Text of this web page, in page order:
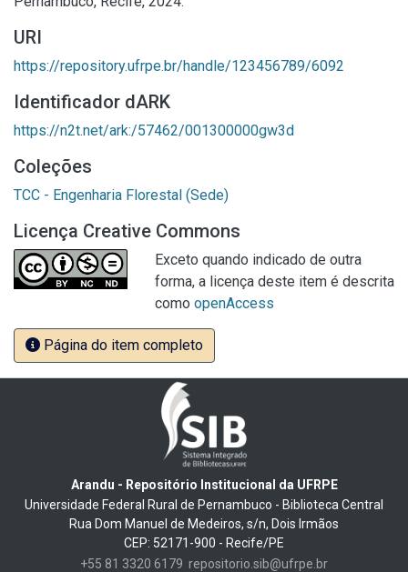
URI
https://repository.ufrpe.br/handle/123456789/6092
Identificador dARK
https://n2t.net/ark:/57462/001300000gw3d
Coleções
TCC - Engenharia Florestal (Sede)
Licença Creative Commons
Exceto quando indicado de outra
forma, a licença deste item é descrita
como openAccess
Página do item completo
Arandu - Repositório Institucional da UFRPE
Universidade Federal Rural de Pernambuco - Biblioteca Central
Rua Dom Manuel de Medeiros, s/n, Dois Irmãos
CEP: 52171-900 - Recife/PE
+55 81 3320 6179 repositorio.sib@ufrpe.br